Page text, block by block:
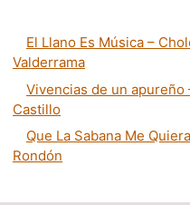
El Llano Es Música –
Valderrama
Vivencias de un apureño
Castillo
Que La Sabana Me
Rondón